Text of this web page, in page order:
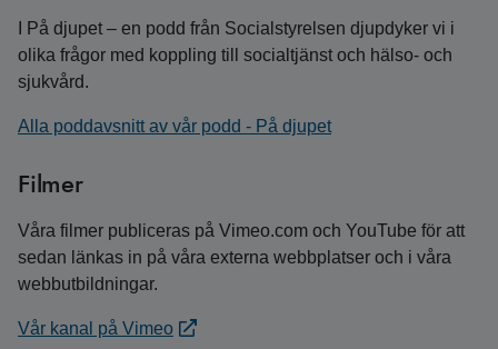
I På djupet – en podd från Socialstyrelsen djupdyker vi i
olika frågor med koppling till socialtjänst och hälso- och
sjukvård.
Alla poddavsnitt av vår podd - På djupet
Filmer
Våra filmer publiceras på Vimeo.com och YouTube för att
sedan länkas in på våra externa webbplatser och i våra
webbutbildningar.
Vår kanal på Vimeo